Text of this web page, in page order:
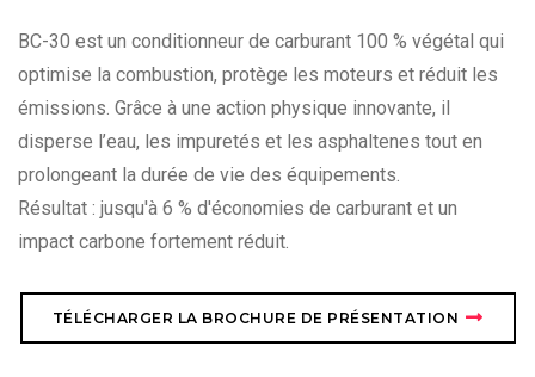
BC-30 est un conditionneur de carburant 100 % végétal qui
optimise la combustion, protège les moteurs et réduit les
émissions. Grâce à une action physique innovante, il
disperse l’eau, les impuretés et les asphaltenes tout en
prolongeant la durée de vie des équipements.
Résultat : jusqu'à 6 % d'économies de carburant et un
impact carbone fortement réduit.
TÉLÉCHARGER LA BROCHURE DE PRÉSENTATION